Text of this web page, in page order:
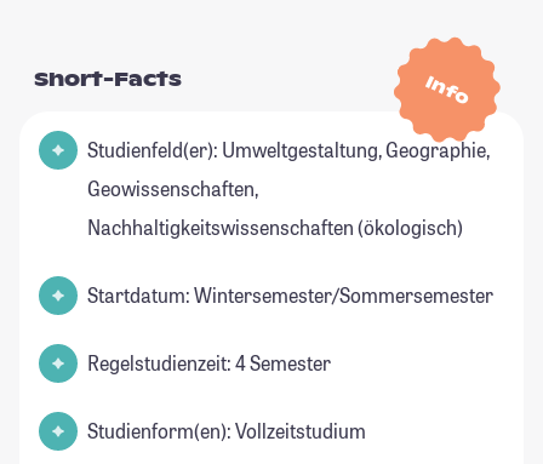
Info
Short-Facts
Studienfeld(er): Umweltgestaltung, Geographie,
Geowissenschaften,
Nachhaltigkeitswissenschaften (ökologisch)
Startdatum: Wintersemester/Sommersemester
Regelstudienzeit: 4 Semester
Studienform(en): Vollzeitstudium